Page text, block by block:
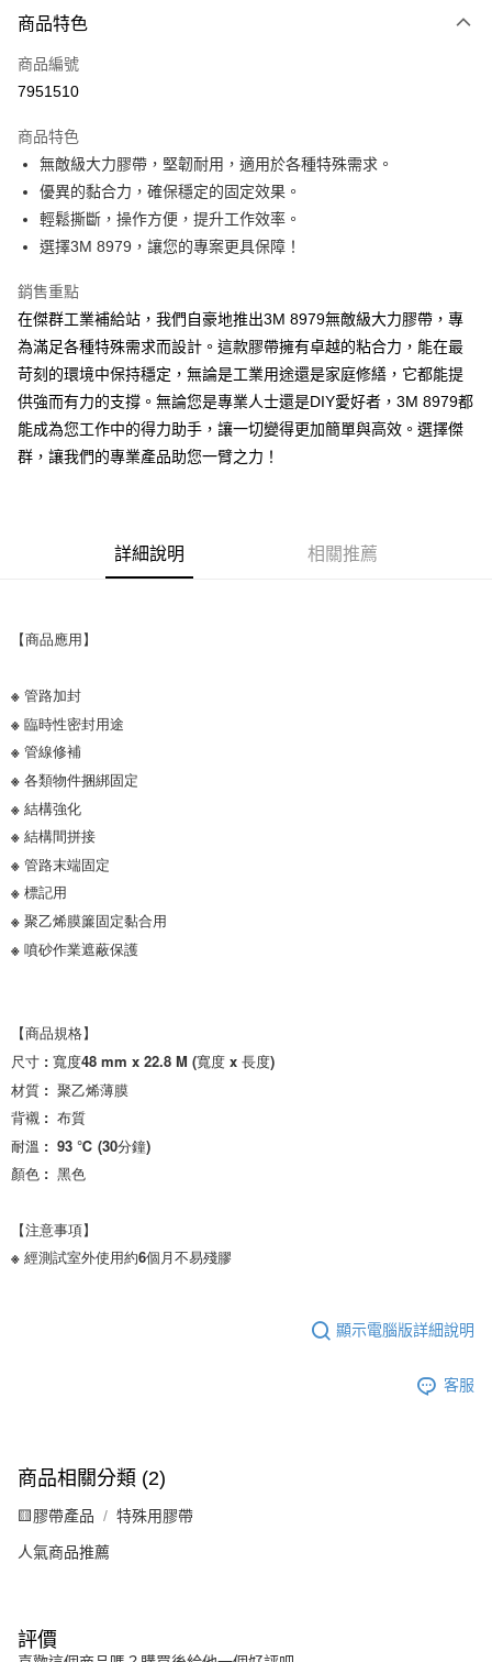
信用卡一次付款
超商取貨付款
Apple Pay
街口支付
運送方式
全家取貨付款
每筆NT$60
付款後全家取貨
7-11取貨付款
每筆NT$60
商品特色
商品編號
7951510
商品特色
無敵級大力膠帶，堅韌耐用，適用於各種特殊需求。
優異的黏合力，確保穩定的固定效果。
輕鬆撕斷，操作方便，提升工作效率。
選擇3M 8979，讓您的專案更具保障！
銷售重點
在傑群工業補給站，我們自豪地推出3M 8979無敵級大力膠帶，專
為滿足各種特殊需求而設計。這款膠帶擁有卓越的粘合力，能在最
苛刻的環境中保持穩定，無論是工業用途還是家庭修繕，它都能提
供強而有力的支撐。無論您是專業人士還是DIY愛好者，3M 8979都
能成為您工作中的得力助手，讓一切變得更加簡單與高效。選擇傑
群，讓我們的專業產品助您一臂之力！
詳細說明 相關推薦
【商品應用】
※ 管路加封
※ 臨時性密封用途
※ 管線修補
※ 各類物件捆綁固定
※ 結構強化
※ 結構間拼接
※ 管路末端固定
※ 標記用
※ 聚乙烯膜簾固定黏合用
※ 噴砂作業遮蔽保護
【商品規格】
尺寸 : 寬度48 mm x 22.8 M (寬度 x 長度)
材質 :  聚乙烯薄膜
背襯 :  布質
耐溫 :  93 ℃ (30分鐘)
顏色 :  黑色
※ 經測試室外使用約6個月不易殘膠
顯示電腦版詳細說明
客服
商品相關分類 (2)
🟨膠帶產品 特殊用膠帶
人氣商品推薦
評價